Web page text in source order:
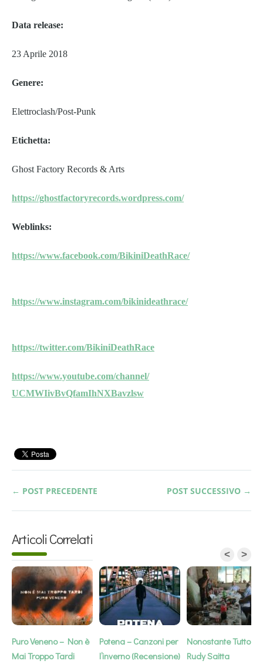
Data release:
23 Aprile 2018
Genere:
Elettroclash/Post-Punk
Etichetta:
Ghost Factory Records & Arts
https://ghostfactoryrecords.wordpress.com/
Weblinks:
https://www.facebook.com/BikiniDeathRace/
https://www.instagram.com/bikinideathrace/
https://twitter.com/BikiniDeathRace
https://www.youtube.com/channel/
UCMWIivBvQfamIhNXBavzlsw
← POST PRECEDENTE POST SUCCESSIVO →
Articoli Correlati
Puro Veneno – Non è
Mai Troppo Tardi
Potena – Canzoni per
l’inverno (Recensione)
Nonostante Tutto –
Rudy Saitta
< >